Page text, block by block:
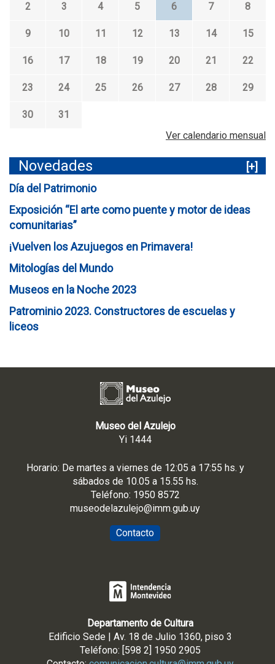
2 3 4 5 6 7 8
9 10 11 12 13 14 15
16 17 18 19 20 21 22
23 24 25 26 27 28 29
30
31
Ver calendario mensual
Novedades
[+]
Día del Patrimonio
Exposición “El arte como puente y motor de ideas
comunitarias”
¡Vuelven los Azujuegos en Primavera!
Mitologías del Mundo
Museos en la Noche 2023
Patrominio 2023. Constructores de escuelas y
liceos
Museo del Azulejo
Yi 1444
Horario: De martes a viernes de 12:05 a 17:55 hs. y
sábados de 10.05 a 15.55 hs.
Teléfono: 1950 8572
museodelazulejo@imm.gub.uy
Contacto
Departamento de Cultura
Edificio Sede | Av. 18 de Julio 1360, piso 3
Teléfono: [598 2] 1950 2905